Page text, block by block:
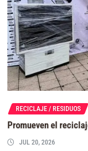
RECICLAJE / RESIDUOS
Promueven el
JUL 20, 2026